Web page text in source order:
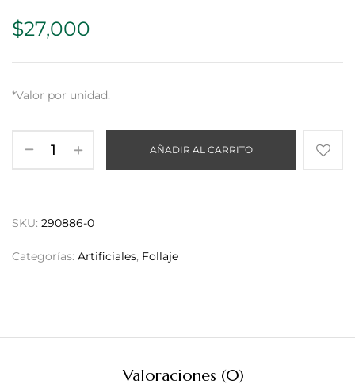
$27,000
*Valor por unidad.
AÑADIR AL CARRITO
SKU: 290886-0
Categorías: Artificiales, Follaje
Valoraciones (0)